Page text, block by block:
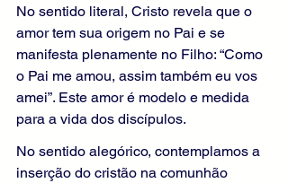
No sentido literal, Cristo revela que o
amor tem sua origem no Pai e se
manifesta plenamente no Filho: “Como
o Pai me amou, assim também eu vos
amei”. Este amor é modelo e medida
para a vida dos discípulos.
No sentido alegórico, contemplamos a
inserção do cristão na comunhão